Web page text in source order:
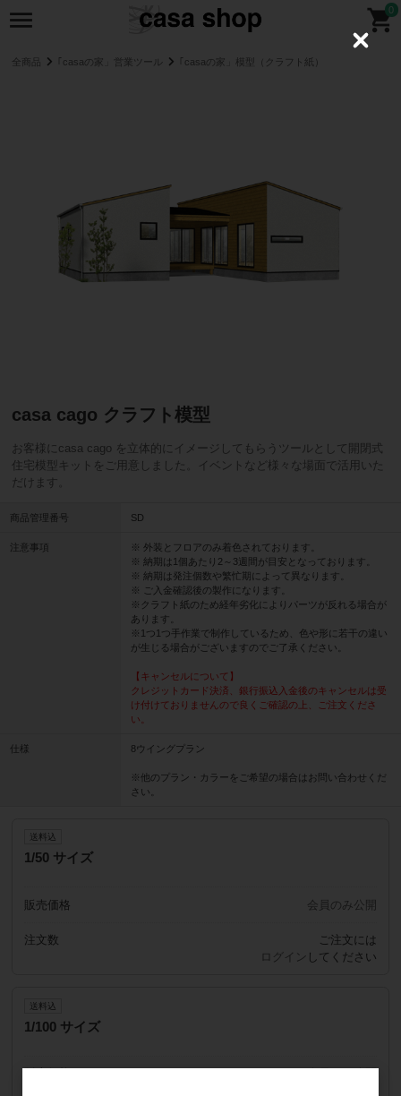
0
全商品 ｢casaの家」営業ツール ｢casaの家」模型（クラフト紙）
casa cago クラフト模型
お客様にcasa cago を立体的にイメージしてもらうツールとして開閉式
住宅模型キットをご用意しました。イベントなど様々な場面で活用いた
だけます。
商品管理番号 SD
注意事項
※ 外装とフロアのみ着色されております。
※ 納期は1個あたり2～3週間が目安となっております。
※ 納期は発注個数や繁忙期によって異なります。
※ ご入金確認後の製作になります。
※クラフト紙のため経年劣化によりパーツが反れる場合が
あります。
※1つ1つ手作業で制作しているため、色や形に若干の違い
が生じる場合がございますのでご了承ください。
【キャンセルについて】
クレジットカード決済、銀行振込入金後のキャンセルは受
け付けておりませんので良くご確認の上、ご注文くださ
い。
仕様 8ウイングプラン
※他のプラン・カラーをご希望の場合はお問い合わせくだ
さい。
送料込
1/50 サイズ
販売価格 会員のみ公開
注文数
ご注文には
ログイン してください
送料込
1/100 サイズ
C